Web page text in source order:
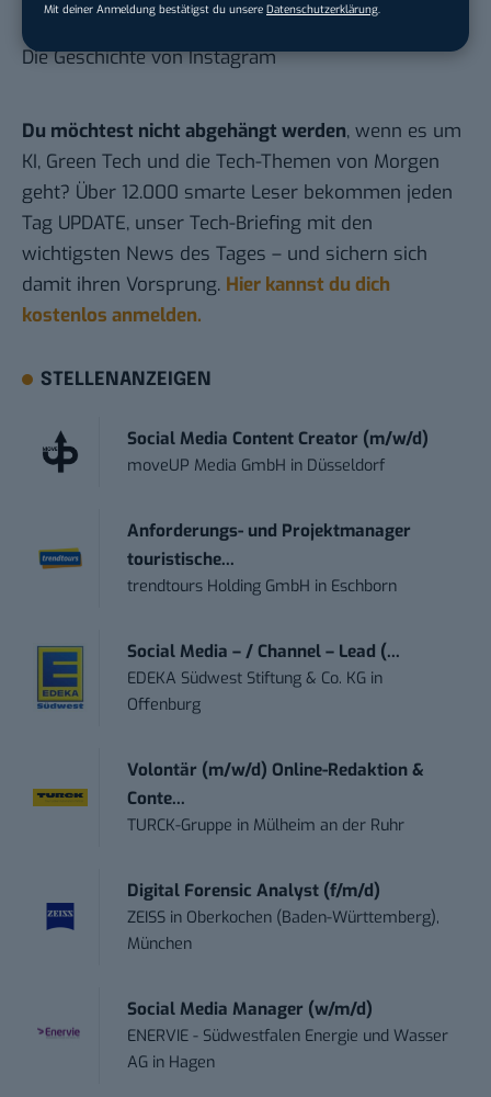
Mit deiner Anmeldung bestätigst du unsere Datenschutzerklärung
Die Geschichte von Instagram
Du möchtest nicht abgehängt werden, wenn es um
KI, Green Tech und die Tech-Themen von Morgen
geht? Über 12.000 smarte Leser bekommen jeden
Tag UPDATE, unser Tech-Briefing mit den
wichtigsten News des Tages – und sichern sich
damit ihren Vorsprung. Hier kannst du dich
kostenlos anmelden.
STELLENANZEIGEN
Social Media Content Creator (m/w/d)
moveUP Media GmbH in Düsseldorf
Anforderungs- und Projektmanager
touristische...
trendtours Holding GmbH in Eschborn
Social Media – / Channel – Lead (...
EDEKA Südwest Stiftung & Co. KG in
Offenburg
Volontär (m/w/d) Online-Redaktion &
Conte...
TURCK-Gruppe in Mülheim an der Ruhr
Digital Forensic Analyst (f/m/d)
ZEISS in Oberkochen (Baden-Württemberg),
München
Social Media Manager (w/m/d)
ENERVIE - Südwestfalen Energie und Wasser
AG in Hagen